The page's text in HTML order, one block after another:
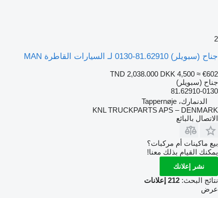
2
جناح (سبويلر) 81.62910-0130 لـ السيارات القاطرة MAN
TND 2,038.000 DKK 4,500 ≈ €602
جناح (سبويلر)
81.62910-0130
الدنمارك، Tappernøje
KNL TRUCKPARTS APS – DENMARK
الاتصال بالبائع
بيع ماكينات أم مركبات؟
يمكنك القيام بذلك معنا!
نشر إعلانك
نتائج البحث: 212 إعلانات
عرض